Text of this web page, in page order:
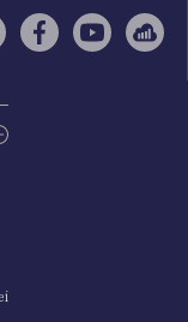
Facebook
YouTube